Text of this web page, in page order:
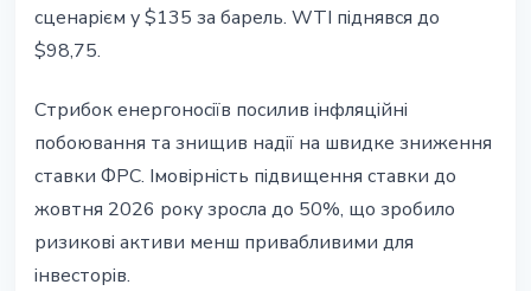
сценарієм у $135 за барель. WTI піднявся до
$98,75.
Стрибок енергоносіїв посилив інфляційні
побоювання та знищив надії на швидке зниження
ставки ФРС. Імовірність підвищення ставки до
жовтня 2026 року зросла до 50%, що зробило
ризикові активи менш привабливими для
інвесторів.